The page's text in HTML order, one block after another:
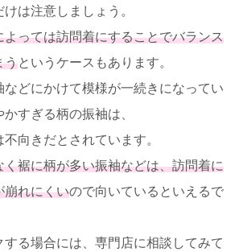
は注意しましょう。
よっては訪問着にすることでバランス
うというケースもあります。
などにかけて模様が一続きになってい
すぎる柄の振袖は、
向きだとされています。
く裾に柄が多い振袖などは、訪問着に
崩れにくいので向いているといえるで
る場合には、専門店に相談してみて